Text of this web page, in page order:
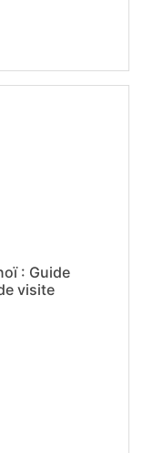
: Guide
visite